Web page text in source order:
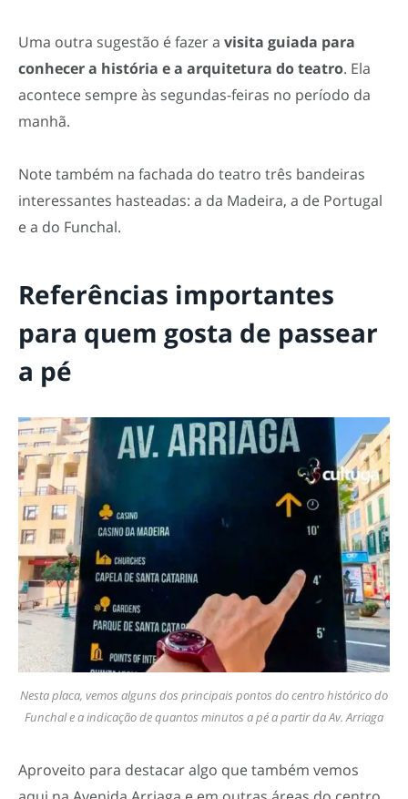
Uma outra sugestão é fazer a visita guiada para
conhecer a história e a arquitetura do teatro. Ela
acontece sempre às segundas-feiras no período da
manhã.
Note também na fachada do teatro três bandeiras
interessantes hasteadas: a da Madeira, a de Portugal
e a do Funchal.
Referências importantes
para quem gosta de passear
a pé
Nesta placa, vemos alguns dos principais pontos do centro histórico do
Funchal e a indicação de quantos minutos a pé a partir da Av. Arriaga
Aproveito para destacar algo que também vemos